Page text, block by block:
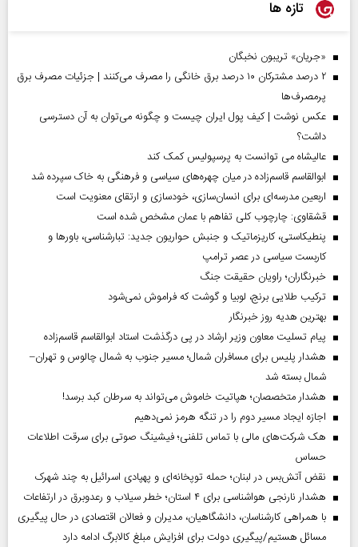
تازه ها
«جریان» تریبون نخبگان
۲ درصد مشترکان ۱۰ درصد برق خانگی را مصرف می‌کنند | جزئیات مصرف برق
پرمصرف‌ها
عکس نوشت | کیف پول ایران چیست و چگونه می‌توان به آن دسترسی
داشت؟
عالیشاه می توانست به پرسپولیس کمک کند
ابوالقاسم قاسم‌زاده در میان چهره‌های سیاسی و فرهنگی به خاک سپرده شد
اربعین مدرسه‌ای برای انسان‌سازی، خودسازی و ارتقای معنویت است
قشقاوی: چارچوب کلی تفاهم با عمان مشخص شده است
پنطیکاستی، کاریزماتیک و جنبش حواریون جدید: تبارشناسی، باور‌ها و
کاربست سیاسی در عصر ترامپ
خبرنگاران؛ راویان حقیقت جنگ
ترکیب طلایی برنج، لوبیا و گوشت که فراموش نمی‌شود
بهترین هدیه روز خبرنگار
پیام تسلیت معاون وزیر ارشاد در پی درگذشت استاد ابوالقاسم قاسم‌زاده
هشدار پلیس برای مسافران شمال؛ مسیر جنوب به شمال چالوس و تهران–
شمال بسته شد
هشدار متخصصان؛ هپاتیت خاموش می‌تواند به سرطان کبد برسد!
اجازه ایجاد مسیر دوم را در تنگه هرمز نمی‌دهیم
هک شرکت‌های مالی با تماس تلفنی؛ فیشینگ صوتی برای سرقت اطلاعات
حساس
نقض آتش‌بس در لبنان؛ حمله توپخانه‌ای و پهپادی اسرائیل به چند شهرک
هشدار نارنجی هواشناسی برای ۴ استان؛ خطر سیلاب و رعدوبرق در ارتفاعات
با همراهی کارشناسان، دانشگاهیان، مدیران و فعالان اقتصادی در حال پیگیری
مسائل هستیم/پیگیری دولت برای افزایش مبلغ کالابرگ ادامه دارد